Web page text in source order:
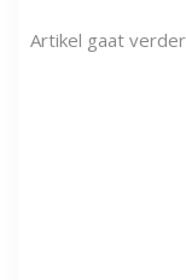
Artikel gaat